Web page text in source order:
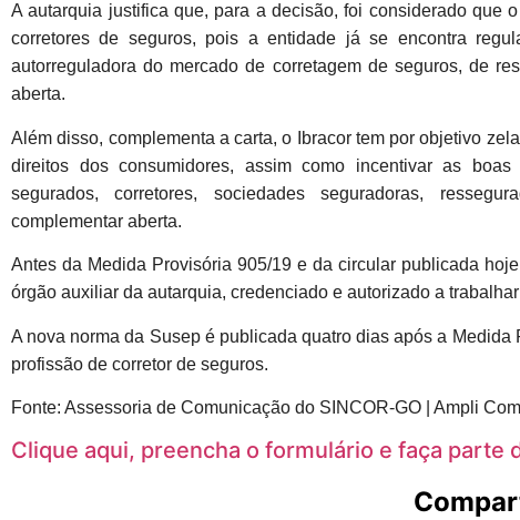
A autarquia justifica que, para a decisão, foi considerado que
corretores de seguros, pois a entidade já se encontra
autorreguladora do mercado de corretagem de seguros, de
aberta.
Além disso, complementa a carta, o Ibracor tem por objetivo
direitos dos consumidores, assim como incentivar as
segurados, corretores, sociedades seguradoras,
complementar aberta.
Antes da Medida Provisória 905/19 e da circular publicada
órgão auxiliar da autarquia, credenciado e autorizado a
A nova norma da Susep é publicada quatro dias após a
profissão de corretor de seguros.
Fonte: Assessoria de Comunicação do SINCOR-GO | Ampli
Clique aqui, preencha o formulário e faça